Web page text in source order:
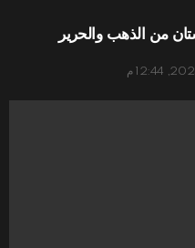
من الذهب والحرير